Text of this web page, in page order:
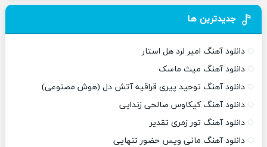
جدیدترین ها
دانلود آهنگ امیر لرد هل استار
دانلود آهنگ میث ماسک
دانلود آهنگ توحید پیری قراقیه آتش دل (هوش مصنوعی)
دانلود آهنگ کیکاوس صالحی زندایی
دانلود آهنگ تور زمری تقدیر
دانلود آهنگ مانی ویس حضور تنهایی